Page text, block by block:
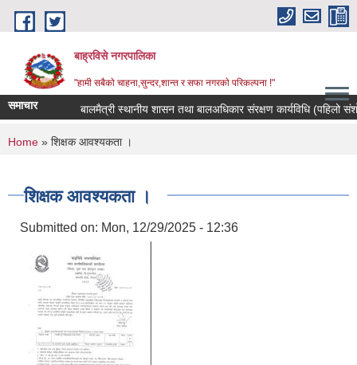
Skip to main content
बाह्रविसे नगरपालिका
"हामी सबैकाे चाहना,सुन्दर,शान्त र सफा नगरकाे परिकल्पना !"
समाचार बालमैत्री स्थानीय शासन तथा बालअधिकार संरक्षण कार्यविधि (पहिलो
You are here
Home » शिक्षक आवश्यकता ।
शिक्षक आवश्यकता ।
Submitted on: Mon, 12/29/2025 - 12:36